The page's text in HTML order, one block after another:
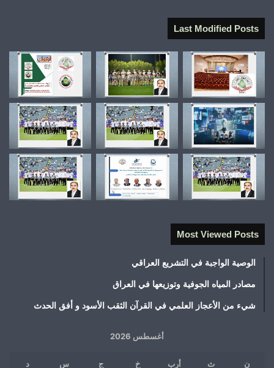
Last Modified Posts
Most Viewed Posts
الوصية الواجبة في التشريع العراقي
مصادر المياه الجوفية وتوزيعها في العراق
شيء من الأعجاز العلمي في القرآن الثقب الأسود و أفق الحدث
أغسطس 2026
ن ث أرب خ ج س د